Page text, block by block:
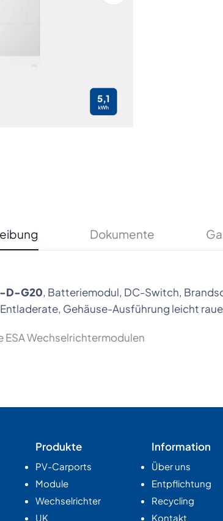
Dokumente
D-G20, Batteriemodul, DC-Switch,
Gehäuse-Ausführung leicht
ESA Wechselrichtermodulen
Produkte
PV-Carports
Module
Wechselrichter
UK
Information
Über uns
Entpflichtung
Recycling
Kontakt